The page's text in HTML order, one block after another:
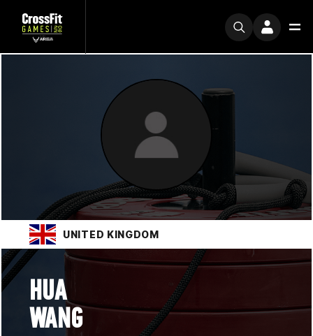
UNITED KINGDOM
HUA
WANG